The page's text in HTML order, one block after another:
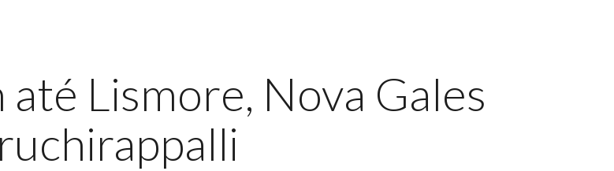
Lismore, Nova Gales